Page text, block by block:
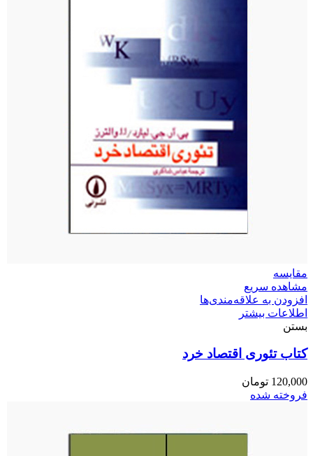
مقایسه
مشاهده سریع
افزودن به علاقه‌مندی‌ها
اطلاعات بیشتر
بستن
کتاب تئوری اقتصاد خرد
120,000 تومان
فروخته شده